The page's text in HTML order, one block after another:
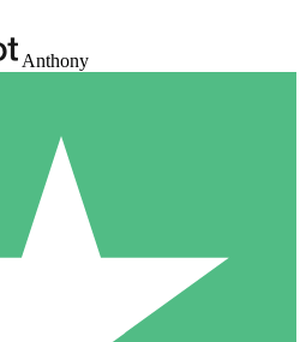
Anthony